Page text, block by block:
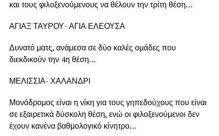
και τους φιλοξενούμενους να θέλουν την τρίτη θέση…
ΑΓΙΑΞ ΤΑΥΡΟΥ- ΑΓΙΑ ΕΛΕΟΥΣΑ
Δυνατό ματς, ανάμεσα σε δύο καλές ομάδες που
διεκδικούν την 4η θέση…
ΜΕΛΙΣΣΙΑ- ΧΑΛΑΝΔΡΙ
Μονόδρομος είναι η νίκη για τους γηπεδούχους που είναι
σε εξαιρετικά δύσκολη θέση, ενώ οι φιλοξενούμενοι δεν
έχουν κανένα βαθμολογικό κίνητρο…